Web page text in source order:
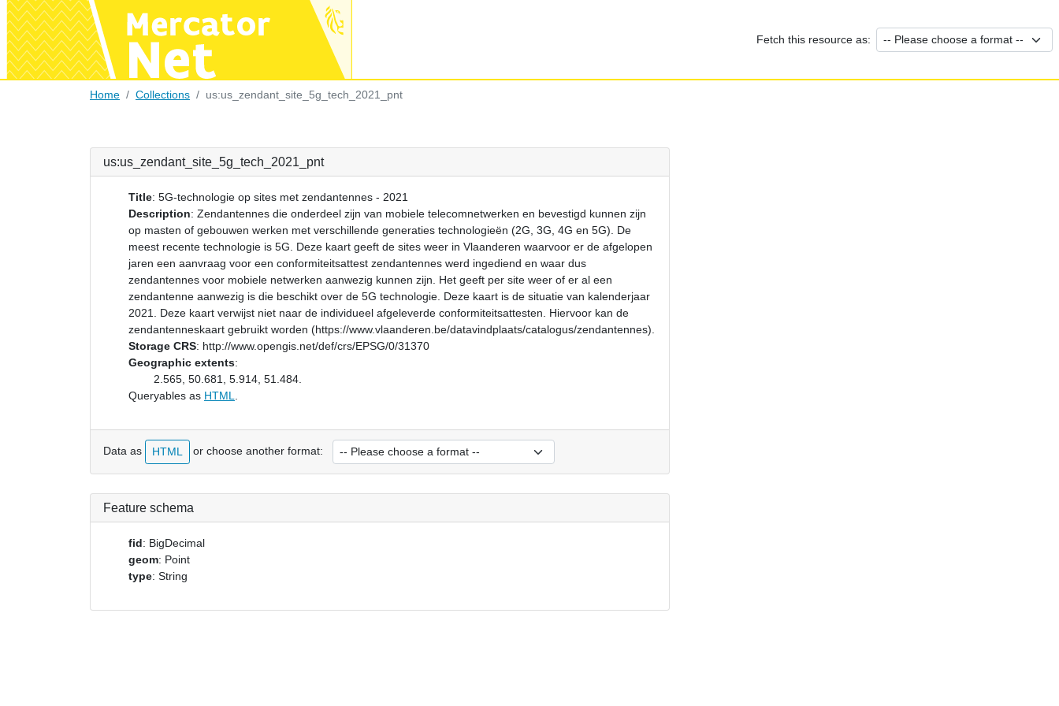
Fetch this resource as:
Home Collections us:us_zendant_site_5g_tech_2021_pnt
us:us_zendant_site_5g_tech_2021_pnt
Title: 5G-technologie op sites met zendantennes - 2021
Description: Zendantennes die onderdeel zijn van mobiele telecomnetwerken en bevestigd kunnen zijn
op masten of gebouwen werken met verschillende generaties technologieën (2G, 3G, 4G en 5G). De
meest recente technologie is 5G. Deze kaart geeft de sites weer in Vlaanderen waarvoor er de afgelopen
jaren een aanvraag voor een conformiteitsattest zendantennes werd ingediend en waar dus
zendantennes voor mobiele netwerken aanwezig kunnen zijn. Het geeft per site weer of er al een
zendantenne aanwezig is die beschikt over de 5G technologie. Deze kaart is de situatie van kalenderjaar
2021. Deze kaart verwijst niet naar de individueel afgeleverde conformiteitsattesten. Hiervoor kan de
zendantenneskaart gebruikt worden (https://www.vlaanderen.be/datavindplaats/catalogus/zendantennes).
Storage CRS: http://www.opengis.net/def/crs/EPSG/0/31370
Geographic extents:
2.565, 50.681, 5.914, 51.484.
Queryables as HTML
Data as HTML or choose another format:
Feature schema
fid: BigDecimal
geom: Point
type: String